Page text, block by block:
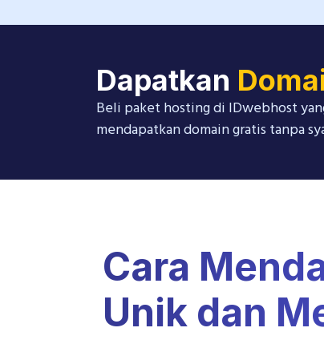
Dapatkan
Beli paket hosting di IDwebhost
mendapatkan domain gratis tanpa
Cara
Unik dan